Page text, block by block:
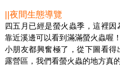
||夜間生態導覽
四五月已經是螢火蟲季，這裡
靠近溪邊可以看到滿滿螢火蟲喔！
小朋友都興奮極了，從下圖看
露營區，我們看螢火蟲的地方真